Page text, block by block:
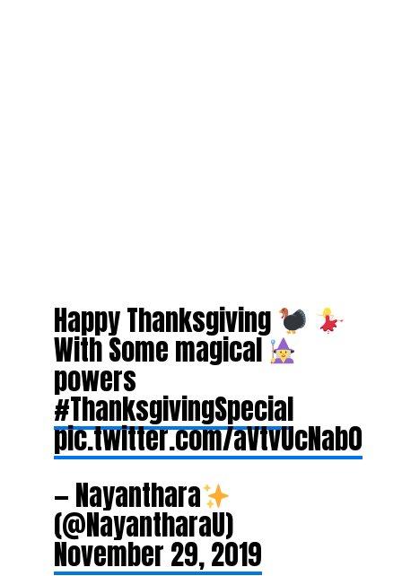
Happy Thanksgiving
With Some magical
powers
#ThanksgivingSpecial
pic.twitter.com/aVtvUcNab0
— Nayanthara
(@NayantharaU)
November 29, 2019